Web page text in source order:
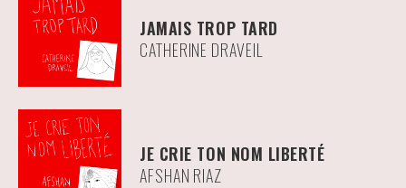
JAMAIS TROP TARD
CATHERINE DRAVEIL
JE CRIE TON NOM LIBERTÉ
AFSHAN RIAZ